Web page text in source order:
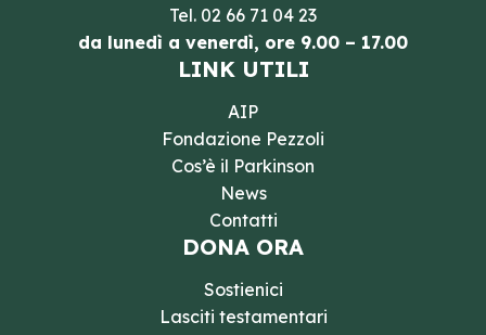
Tel. 02 66 71 04 23
da lunedì a venerdì, ore 9.00 – 17.00
LINK UTILI
AIP
Fondazione Pezzoli
Cos’è il Parkinson
News
Contatti
DONA ORA
Sostienici
Lasciti testamentari